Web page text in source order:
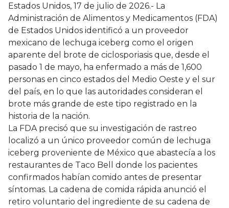
Estados Unidos, 17 de julio de 2026.- La
Administración de Alimentos y Medicamentos (FDA)
de Estados Unidos identificó a un proveedor
mexicano de lechuga iceberg como el origen
aparente del brote de ciclosporiasis que, desde el
pasado 1 de mayo, ha enfermado a más de 1,600
personas en cinco estados del Medio Oeste y el sur
del país, en lo que las autoridades consideran el
brote más grande de este tipo registrado en la
historia de la nación.
La FDA precisó que su investigación de rastreo
localizó a un único proveedor común de lechuga
iceberg proveniente de México que abastecía a los
restaurantes de Taco Bell donde los pacientes
confirmados habían comido antes de presentar
síntomas. La cadena de comida rápida anunció el
retiro voluntario del ingrediente de su cadena de